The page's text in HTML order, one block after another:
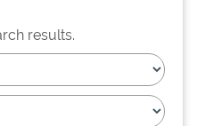
results.